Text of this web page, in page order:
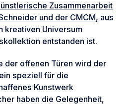
Zusammenarbeit
und der CMCM, aus
kreativen Universum
entstanden ist.
der offenen Türen wird der
speziell für die
Kunstwerk
haben die Gelegenheit,